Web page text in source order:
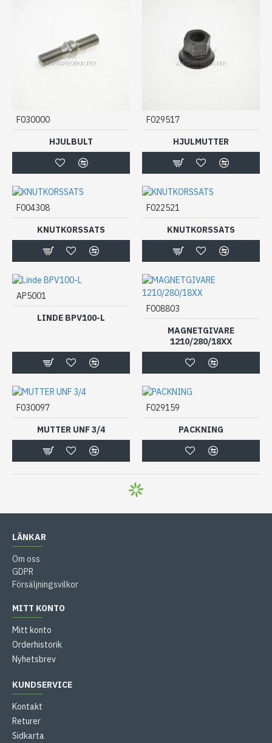
F030000
HJULBULT
F029517
HJULMUTTER
F004308
KNUTKORSSATS
F022521
KNUTKORSSATS
AP5001
LINDE BPV100-L
F008803
MAGNETGIVARE
1210/280/18XX
F030097
MUTTER UNF 3/4
F029159
PACKNING
LÄNKAR
Om oss
GDPR
Försäljningsvilkor
MITT KONTO
Mitt konto
Orderhistorik
Nyhetsbrev
KUNDSERVICE
Kontakt
Returer
Sidkarta